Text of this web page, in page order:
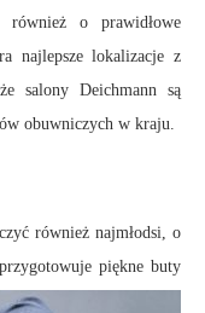
o prawidłowe
najlepsze lokalizacje z
salony Deichmann są
obuwniczych w kraju.
również najmłodsi, o
przygotowuje piękne buty